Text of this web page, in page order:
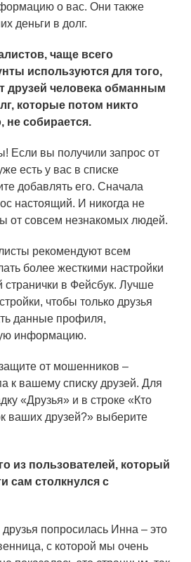
о вас. Они также
деньги в долг.
чаще всего
используются для того,
друзей человека обманным
которые потом никто
не собирается.
Если вы получили запрос от
есть у вас в списке
добавлять его. Сначала
настоящий. И никогда не
от совсем незнакомых людей.
рекомендуют всем
более жесткими настройки
странички в Фейсбук. Лучше
чтобы только друзья
данные профиля,
информацию.
от мошенников –
к вашему списку друзей. Для
«Друзья» и в строке «Кто
ваших друзей?» выберите
из пользователей, который
сам столкнулся с
попросилась Инна – это
с которой мы очень